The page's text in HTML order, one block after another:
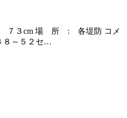
３cm 場 所 : 各堤防 コメ
８～５２セ…